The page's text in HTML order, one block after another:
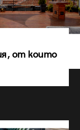
от които